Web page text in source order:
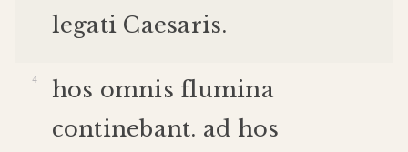
legati Caesaris.
hos omnis flumina
continebant. ad hos